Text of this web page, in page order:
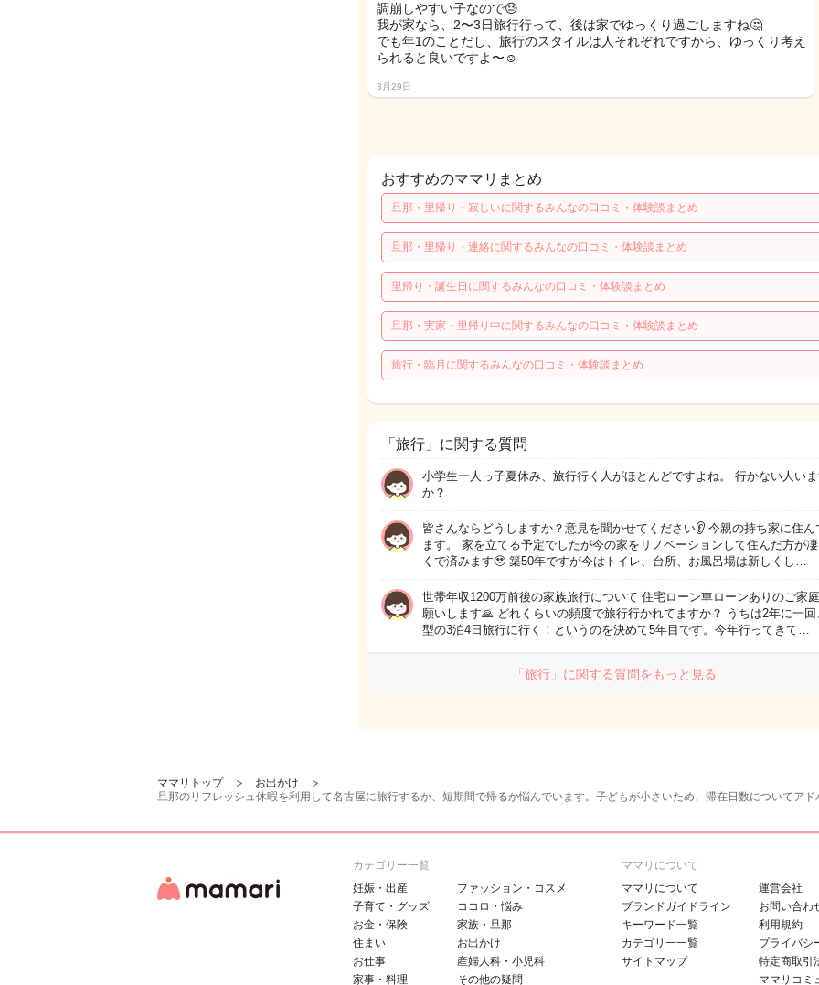
調崩しやすい子なので😓
我が家なら、2〜3日旅行行って、後は家でゆっくり過ごしますね🤔
でも年1のことだし、旅行のスタイルは人それぞれですから、ゆっくり考え
られると良いですよ〜☺️
3月29日
おすすめのママリまとめ
旦那・里帰り・寂しいに関するみんなの口コミ・体験談まとめ
旦那・里帰り・連絡に関するみんなの口コミ・体験談まとめ
里帰り・誕生日に関するみんなの口コミ・体験談まとめ
旦那・実家・里帰り中に関するみんなの口コミ・体験談まとめ
旅行・臨月に関するみんなの口コミ・体験談まとめ
「旅行」に関する質問
小学生一人っ子夏休み、旅行行く人がほとんどですよね。 行かない人い
か？
皆さんならどうしますか？意見を聞かせてください👂 今親の持ち家に住ん
ます。 家を立てる予定でしたが今の家をリノベーションして住んだ方が
くで済みます🥹 築50年ですが今はトイレ、台所、お風呂場は新しくし…
世帯年収1200万前後の家族旅行について 住宅ローン車ローンありのご家
願いします🙏 どれくらいの頻度で旅行行かれてますか？ うちは2年に一回
型の3泊4日旅行に行く！というのを決めて5年目です。今年行ってきて…
「旅行」に関する質問をもっと見る
ママリトップ
お出かけ
旦那のリフレッシュ休暇を利用して名古屋に旅行するか、短期間で帰るか悩んでいます。子どもが小さいため、滞在日数についてアド
カテゴリー一覧
妊娠・出産
子育て・グッズ
お金・保険
住まい
お仕事
家事・料理
ファッション・コスメ
ココロ・悩み
家族・旦那
お出かけ
産婦人科・小児科
その他の疑問
ママリについて
ママリについて
ブランドガイドライン
キーワード一覧
カテゴリ一一覧
サイトマップ
運営会社
お問い合わ
利用規約
プライバシ
特定商取引
ママリコミ